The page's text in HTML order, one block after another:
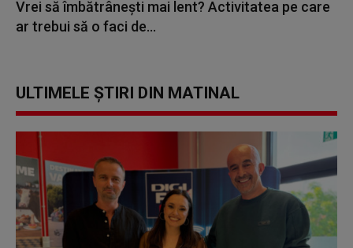
Vrei să îmbătrânești mai lent? Activitatea pe care
ar trebui să o faci de...
ULTIMELE ȘTIRI DIN MATINAL